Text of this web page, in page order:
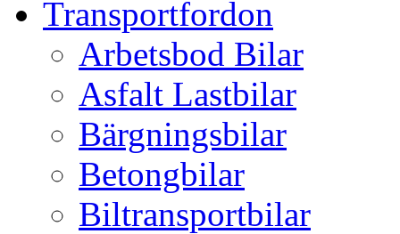
Transportfordon
Arbetsbod Bilar
Asfalt Lastbilar
Bärgningsbilar
Betongbilar
Biltransportbilar